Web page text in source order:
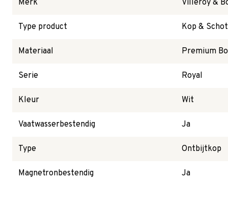
Merk Villeroy &
Type product Kop &
Materiaal Premium
Serie Royal
Kleur Wit
Vaatwasserbestendig Ja
Type Ontbijtkop
Magnetronbestendig Ja